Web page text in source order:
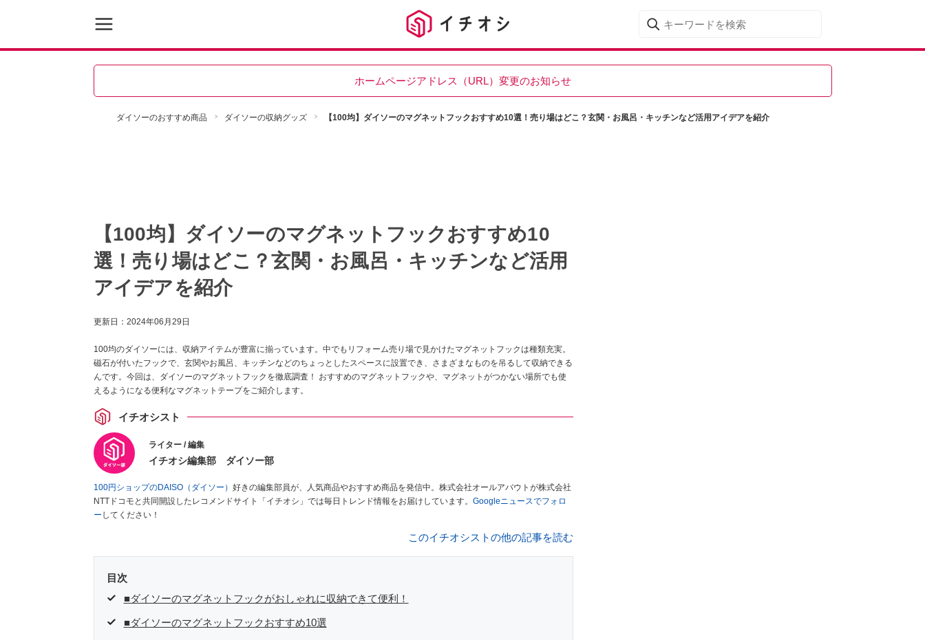
ホームページアドレス（URL）変更のお知らせ
ダイソーのおすすめ商品 ダイソーの収納グッズ 【100均】ダイソーのマグネットフックおすすめ10選！売り場はどこ？玄関・お風呂・キッチンなど活用アイデアを紹介
【100均】ダイソーのマグネットフックおすすめ10
選！売り場はどこ？玄関・お風呂・キッチンなど活用
アイデアを紹介
更新日： 2024年06月29日
100均のダイソーには、収納アイテムが豊富に揃っています。中でもリフォーム売り場で見かけたマグネットフックは種類充実。
磁石が付いたフックで、玄関やお風呂、キッチンなどのちょっとしたスペースに設置でき、さまざまなものを吊るして収納できる
んです。今回は、ダイソーのマグネットフックを徹底調査！ おすすめのマグネットフックや、マグネットがつかない場所でも使
えるようになる便利なマグネットテープをご紹介します。
イチオシスト
ライター / 編集
イチオシ編集部 ダイソー部
100円ショップのDAISO（ダイソー） 好きの編集部員が、人気商品やおすすめ商品を発信中。株式会社オールアバウトが株式会社
NTTドコモと共同開設したレコメンドサイト「イチオシ」では毎日トレンド情報をお届けしています。 Googleニュースでフォロ
ー してください！
このイチオシストの他の記事を読む
目次
■ダイソーのマグネットフックがおしゃれに収納できて便利！
■ダイソーのマグネットフックおすすめ10選